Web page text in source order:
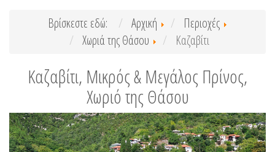
Βρίσκεστε εδώ: Αρχική
Περιοχές
Χωριά της Θάσου
Καζαβίτι
Καζαβίτι, Μικρός & Μεγάλος Πρίνος,
Χωριό της Θάσου